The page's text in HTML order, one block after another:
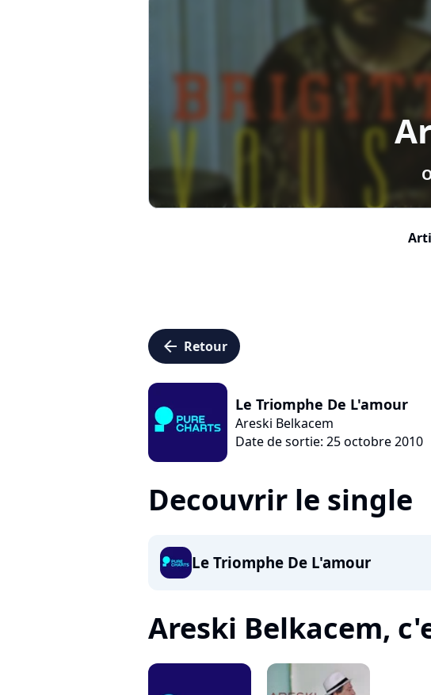
arrow_left Retour
Le Triomphe De L'amour
Areski Belkacem
Date de sortie: 25 octobre 2010
Decouvrir le single
Le Triomphe De L'amour
Areski Belkacem,